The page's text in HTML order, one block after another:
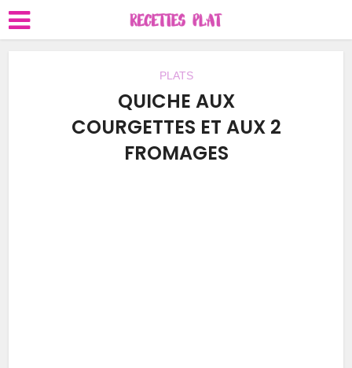
PLATS
QUICHE AUX
COURGETTES ET AUX 2
FROMAGES